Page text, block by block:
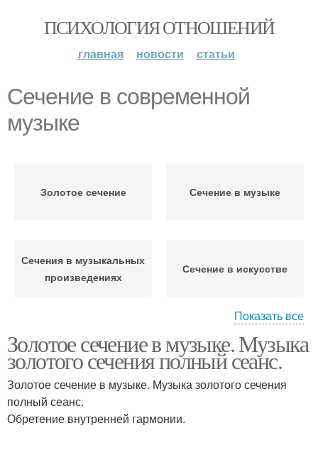
ПСИХОЛОГИЯ ОТНОШЕНИЙ
главная новости статьи
Сечение в современной
музыке
Золотое сечение Сечение в музыке
Сечения в музыкальных
произведениях
Сечение в искусстве
Сечение в поэзии Сечение в математике
Показать все
Золотое сечение в музыке. Музыка
золотого сечения полный сеанс.
Золотое сечение в музыке. Музыка золотого сечения
полный сеанс.
Обретение внутренней гармонии.